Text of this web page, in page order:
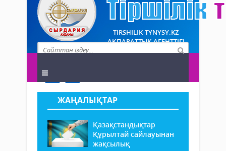
TIRSHILIK-TYNYSY.KZ
АҚПАРАТТЫҚ АГЕНТТІГІ
ЖАҢАЛЫҚТАР
Қазақстандықтар
Құрылтай сайлауынан
жақсылық